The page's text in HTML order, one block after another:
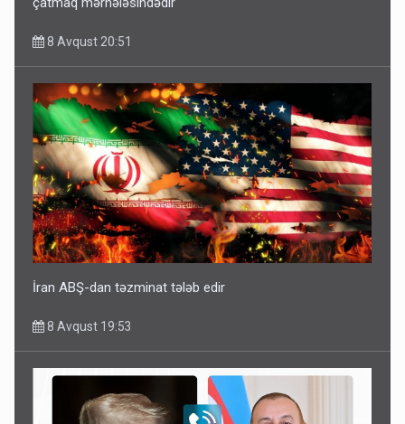
8 Avqust 20:51
İran ABŞ-dan təzminat tələb edir
8 Avqust 19:53